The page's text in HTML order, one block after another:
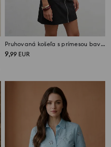
Pruhovaná košeľa s prímesou bavlny
9,99 EUR